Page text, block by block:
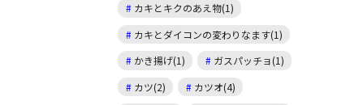
カキとキクのあえ物(1)
カキとダイコンの変わりなます(1)
かき揚げ(1)
ガスパッチョ(1)
カツ(2)
カツオ(4)